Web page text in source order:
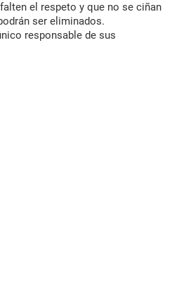
el respeto y que no se ciñan
ser eliminados.
responsable de sus